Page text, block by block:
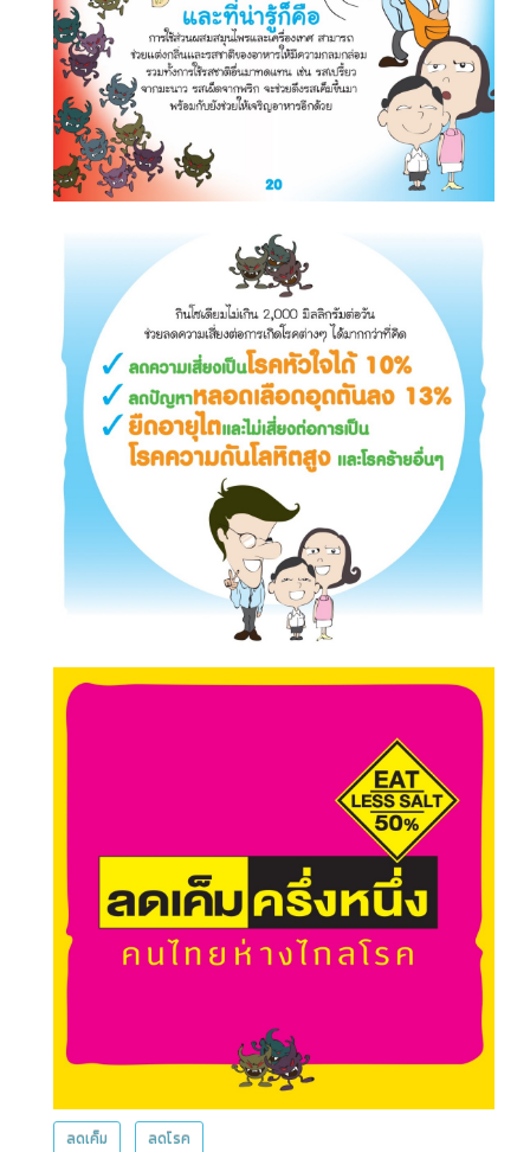
ลดเค็ม ลดโรค